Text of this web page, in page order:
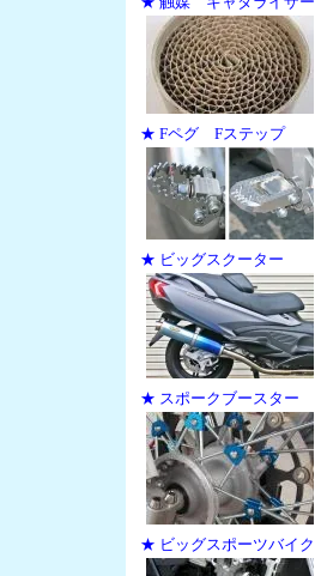
★ Fペグ Fステップ
★ ビッグスクーター
★ スポークブースター
★ ビッグスポーツバイク